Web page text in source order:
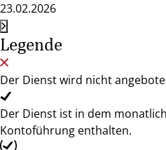
23.02.2026
Legende
Der Dienst wird nicht
Der Dienst ist in dem
Kontoführung enthalten.